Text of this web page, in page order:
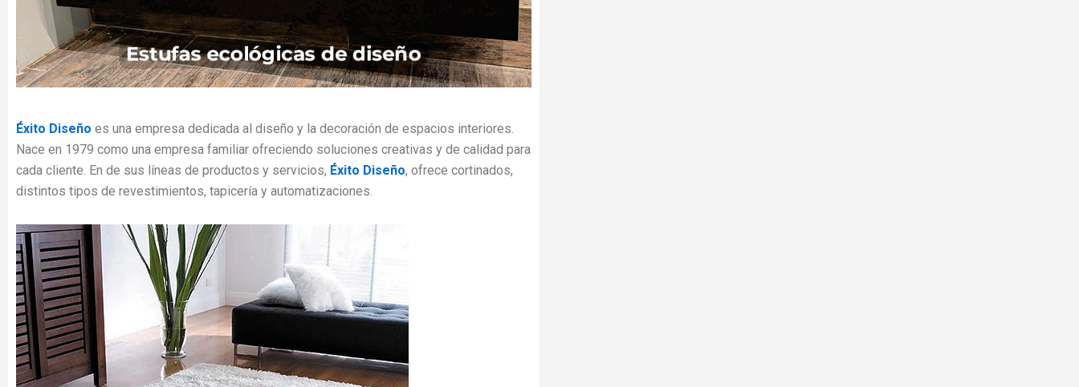
Éxito Diseño es una empresa dedicada al diseño y la decoración de espacios interiores.
Nace en 1979 como una empresa familiar ofreciendo soluciones creativas y de calidad para
cada cliente. En de sus líneas de productos y servicios, Éxito Diseño, ofrece cortinados,
distintos tipos de revestimientos, tapicería y automatizaciones.